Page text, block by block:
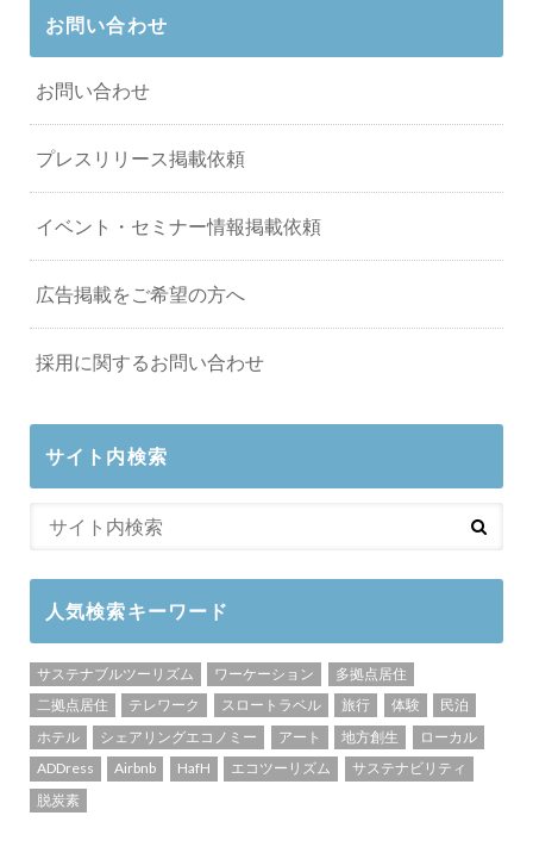
お問い合わせ
お問い合わせ
プレスリリース掲載依頼
イベント・セミナー情報掲載依頼
広告掲載をご希望の方へ
採用に関するお問い合わせ
サイト内検索
人気検索キーワード
サステナブルツーリズム ワーケーション
多拠点居住
二拠点居住
テレワーク スロートラベル 旅行 体験
民泊
ホテル
シェアリングエコノミー アート 地方創生
ローカル
ADDress
Airbnb HafH エコツーリズム
サステナビリティ
脱炭素